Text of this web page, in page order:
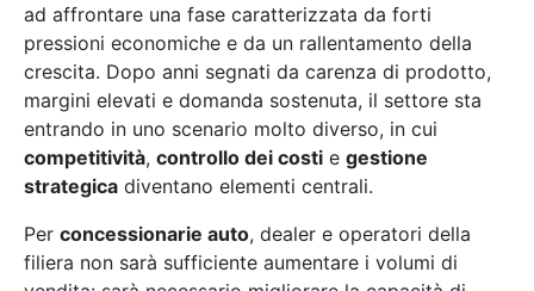
ad affrontare una fase caratterizzata da forti
pressioni economiche e da un rallentamento della
crescita. Dopo anni segnati da carenza di prodotto,
margini elevati e domanda sostenuta, il settore sta
entrando in uno scenario molto diverso, in cui
competitività, controllo dei costi e gestione
strategica diventano elementi centrali.
Per concessionarie auto, dealer e operatori della
filiera non sarà sufficiente aumentare i volumi di